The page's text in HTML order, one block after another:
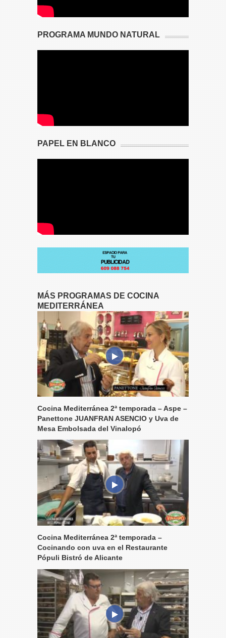
PROGRAMA MUNDO NATURAL
PAPEL EN BLANCO
MÁS PROGRAMAS DE COCINA
MEDITERRÁNEA
Cocina Mediterránea 2ª temporada – Aspe –
Panettone JUANFRAN ASENCIO y Uva de
Mesa Embolsada del Vinalopó
Cocina Mediterránea 2ª temporada –
Cocinando con uva en el Restaurante
Pópuli Bistró de Alicante